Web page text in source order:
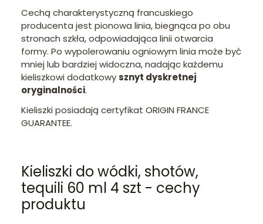
Cechą charakterystyczną francuskiego
producenta jest pionowa linia, biegnąca po obu
stronach szkła, odpowiadająca linii otwarcia
formy. Po wypolerowaniu ogniowym linia może być
mniej lub bardziej widoczna, nadając każdemu
kieliszkowi dodatkowysznyt dyskretnej
oryginalności.
Kieliszki posiadają certyfikat ORIGIN FRANCE
GUARANTEE.
Kieliszki do wódki, shotów,
tequili 60 ml 4 szt - cechy
produktu